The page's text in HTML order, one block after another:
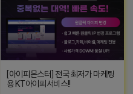
[아이피몬스터] 전국 최저가 마케팅
용 KT아이피서비스!!